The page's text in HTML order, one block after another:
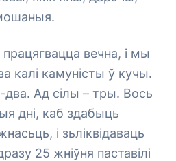
вечна, і мы
калі камуністы ў кучы.
Ад сілы – тры. Вось
дні, каб здабыць
і зьліквідаваць
25 жніўня паставілі